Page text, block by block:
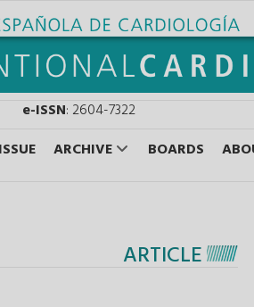
e-ISSN: 2604-7322
ARCHIVE BOARDS
ARTICLE